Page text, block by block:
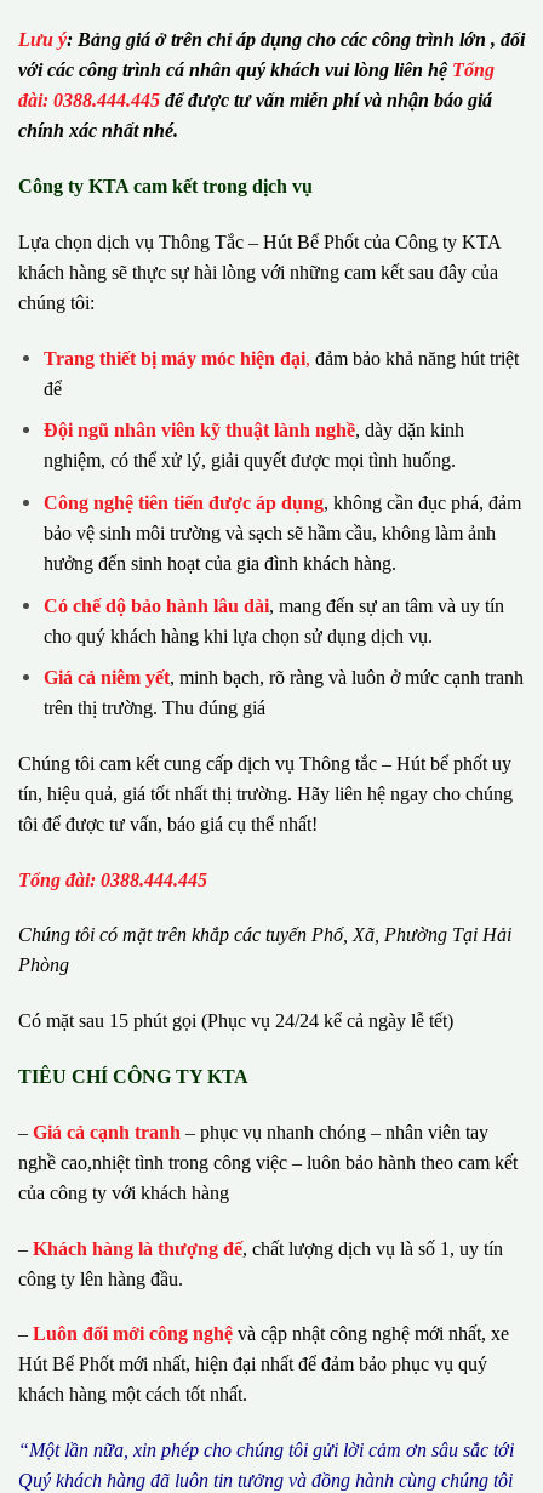
Lưu ý: Bảng giá ở trên chỉ áp dụng cho các công trình lớn , đối
với các công trình cá nhân quý khách vui lòng liên hệ Tổng
đài: 0388.444.445 để được tư vấn miễn phí và nhận báo giá
chính xác nhất nhé.
Công ty KTA cam kết trong dịch vụ
Lựa chọn dịch vụ Thông Tắc – Hút Bể Phốt của Công ty KTA
khách hàng sẽ thực sự hài lòng với những cam kết sau đây của
chúng tôi:
Trang thiết bị máy móc hiện đại, đảm bảo khả năng hút triệt
để
Đội ngũ nhân viên kỹ thuật lành nghề, dày dặn kinh
nghiệm, có thể xử lý, giải quyết được mọi tình huống.
Công nghệ tiên tiến được áp dụng, không cần đục phá, đảm
bảo vệ sinh môi trường và sạch sẽ hầm cầu, không làm ảnh
hưởng đến sinh hoạt của gia đình khách hàng.
Có chế dộ bảo hành lâu dài, mang đến sự an tâm và uy tín
cho quý khách hàng khi lựa chọn sử dụng dịch vụ.
Giá cả niêm yết, minh bạch, rõ ràng và luôn ở mức cạnh tranh
trên thị trường. Thu đúng giá
Chúng tôi cam kết cung cấp dịch vụ Thông tắc – Hút bể phốt uy
tín, hiệu quả, giá tốt nhất thị trường. Hãy liên hệ ngay cho chúng
tôi để được tư vấn, báo giá cụ thể nhất!
Tổng đài: 0388.444.445
Chúng tôi có mặt trên khắp các tuyến Phố, Xã, Phường Tại Hải
Phòng
Có mặt sau 15 phút gọi (Phục vụ 24/24 kể cả ngày lễ tết)
TIÊU CHÍ CÔNG TY KTA
– Giá cả cạnh tranh – phục vụ nhanh chóng – nhân viên tay
nghề cao,nhiệt tình trong công việc – luôn bảo hành theo cam kết
của công ty với khách hàng
– Khách hàng là thượng đế, chất lượng dịch vụ là số 1, uy tín
công ty lên hàng đầu.
– Luôn đổi mới công nghệ và cập nhật công nghệ mới nhất, xe
Hút Bể Phốt mới nhất, hiện đại nhất để đảm bảo phục vụ quý
khách hàng một cách tốt nhất.
“Một lần nữa, xin phép cho chúng tôi gửi lời cảm ơn sâu sắc tới
Quý khách hàng đã luôn tin tưởng và đồng hành cùng chúng tôi